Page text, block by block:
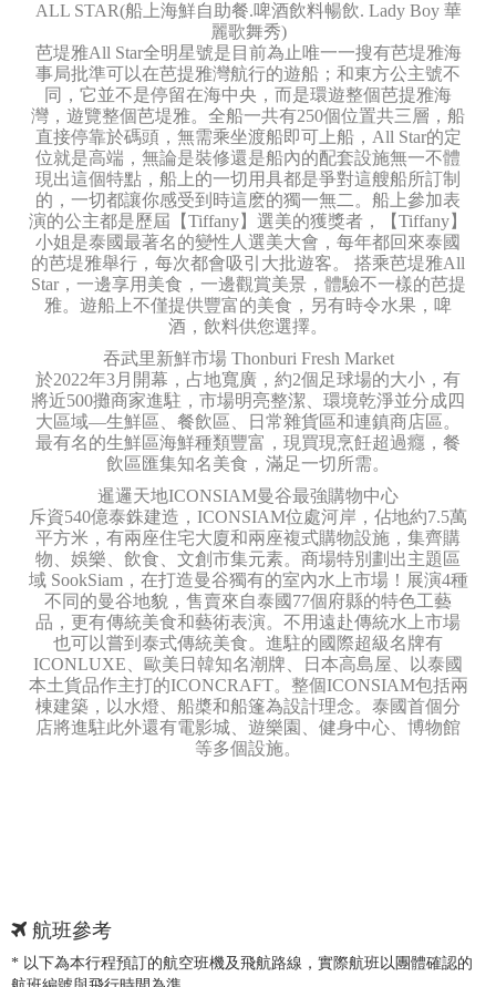
ALL STAR(船上海鮮自助餐.啤酒飲料暢飲. Lady Boy 華
麗歌舞秀)
芭堤雅All Star全明星號是目前為止唯一一搜有芭堤雅海
事局批準可以在芭提雅灣航行的遊船；和東方公主號不
同，它並不是停留在海中央，而是環遊整個芭提雅海
灣，遊覽整個芭堤雅。全船一共有250個位置共三層，船
直接停靠於碼頭，無需乘坐渡船即可上船，All Star的定
位就是高端，無論是裝修還是船內的配套設施無一不體
現出這個特點，船上的一切用具都是爭對這艘船所訂制
的，一切都讓你感受到時這麽的獨一無二。船上參加表
演的公主都是歷屆【Tiffany】選美的獲獎者，【Tiffany】
小姐是泰國最著名的變性人選美大會，每年都回來泰國
的芭堤雅舉行，每次都會吸引大批遊客。 搭乘芭堤雅All
Star，一邊享用美食，一邊觀賞美景，體驗不一樣的芭提
雅。遊船上不僅提供豐富的美食，另有時令水果，啤
酒，飲料供您選擇。
吞武里新鮮市場 Thonburi Fresh Market
於2022年3月開幕，占地寬廣，約2個足球場的大小，有
將近500攤商家進駐，市場明亮整潔、環境乾淨並分成四
大區域—生鮮區、餐飲區、日常雜貨區和連鎮商店區。
最有名的生鮮區海鮮種類豐富，現買現烹飪超過癮，餐
飲區匯集知名美食，滿足一切所需。
暹邏天地ICONSIAM曼谷最強購物中心
斥資540億泰銖建造，ICONSIAM位處河岸，佔地約7.5萬
平方米，有兩座住宅大廈和兩座複式購物設施，集齊購
物、娛樂、飲食、文創市集元素。商場特別劃出主題區
域 SookSiam，在打造曼谷獨有的室內水上市場！展演4種
不同的曼谷地貌，售賣來自泰國77個府縣的特色工藝
品，更有傳統美食和藝術表演。不用遠赴傳統水上市場
也可以嘗到泰式傳統美食。進駐的國際超級名牌有
ICONLUXE、歐美日韓知名潮牌、日本高島屋、以泰國
本土貨品作主打的ICONCRAFT。整個ICONSIAM包括兩
棟建築，以水燈、船槳和船篷為設計理念。泰國首個分
店將進駐此外還有電影城、遊樂園、健身中心、博物館
等多個設施。
航班參考
* 以下為本行程預訂的航空班機及飛航路線，實際航班以團體確認的